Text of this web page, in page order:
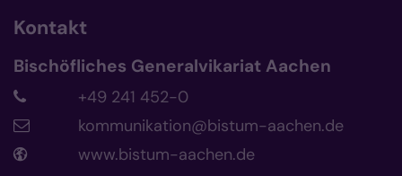
Kontakt
Bischöfliches Generalvikariat Aachen
+49 241 452-0
kommunikation@bistum-aachen.de
www.bistum-aachen.de